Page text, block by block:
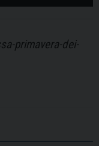
primavera-dei-